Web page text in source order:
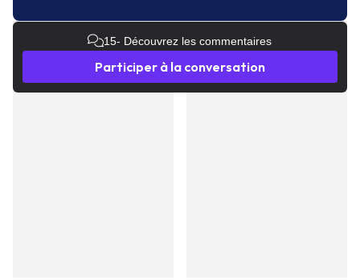
15- Découvrez les commentaires
Participer à la conversation